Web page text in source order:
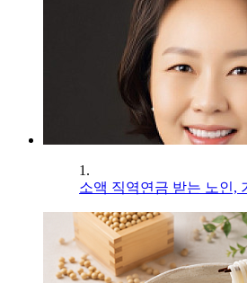
1.
소액 직역연금 받는 노인,